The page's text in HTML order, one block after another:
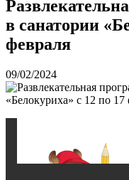
в санатории
февраля
09/02/2024